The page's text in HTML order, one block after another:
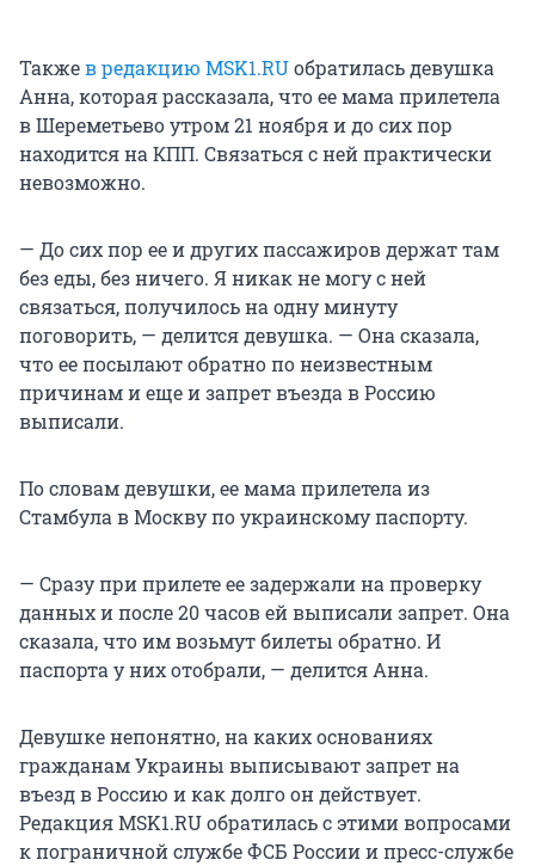
Такжев редакцию MSK1.RUобратилась девушка
Анна, которая рассказала, что ее мама прилетела
в Шереметьево утром 21 ноября и до сих пор
находится на КПП. Связаться с ней практически
невозможно.
— До сих пор ее и других пассажиров держат там
без еды, без ничего. Я никак не могу с ней
связаться, получилось на одну минуту
поговорить, — делится девушка. — Она сказала,
что ее посылают обратно по неизвестным
причинам и еще и запрет въезда в Россию
выписали.
По словам девушки, ее мама прилетела из
Стамбула в Москву по украинскому паспорту.
— Сразу при прилете ее задержали на проверку
данных и после 20 часов ей выписали запрет. Она
сказала, что им возьмут билеты обратно. И
паспорта у них отобрали, — делится Анна.
Девушке непонятно, на каких основаниях
гражданам Украины выписывают запрет на
въезд в Россию и как долго он действует.
Редакция MSK1.RU обратилась с этими вопросами
к пограничной службе ФСБ России и пресс-службе